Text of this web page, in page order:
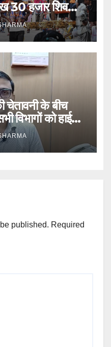
30 हजार शिव
को प्रस्थान कर
चेतावनी के बीच
विभागों को हाई
published. Required